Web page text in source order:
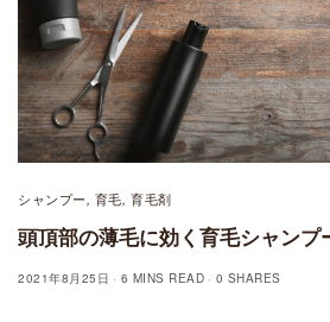
シャンプー, 育毛,育毛剤
頭頂部の薄毛に効く育毛シャンプ
2021年8月25日 6 MINS READ 0 SHARES